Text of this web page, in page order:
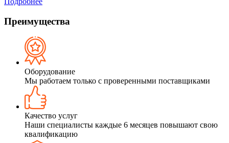
Преимущества
Оборудование
Мы работаем только с проверенными поставщиками
Качество услуг
Наши специалисты каждые 6 месяцев повышают свою
квалификацию